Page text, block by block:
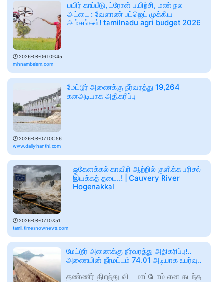
🕑 2026-08-06T09:45
minnambalam.com
பயிர் காப்பீடு, ட்ரோன் பயிற்சி, மண் நல
அட்டை : வேளாண் பட்ஜெட் முக்கிய
அம்சங்கள்! tamilnadu agri budget 2026
🕑 2026-08-07T00:56
www.dailythanthi.com
மேட்டூர் அணைக்கு நீர்வரத்து 19,264
கனஅடியாக அதிகரிப்பு
🕑 2026-08-07T07:51
tamil.timesnownews.com
ஒகேனக்கல் காவிரி ஆற்றில் குளிக்க பரிசல்
இயக்கத் தடை..! | Cauvery River
Hogenakkal
மேட்டூர் அணைக்கு நீர்வரத்து அதிகரிப்பு!..
அணையின் நீர்மட்டம் 74.01 அடியாக உயர்வு..
தண்ணீர் திறந்து விட மாட்டோம் என கடந்த